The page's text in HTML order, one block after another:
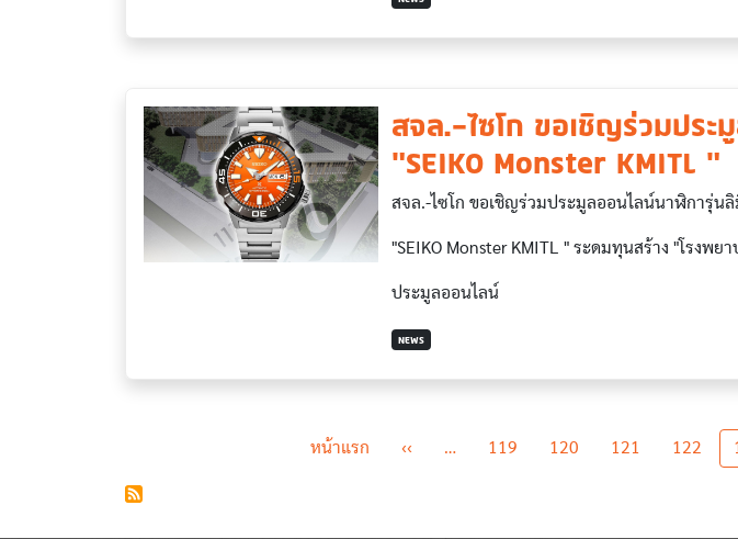
สจล.-ไซโก ขอเชิญร่วมประ
"SEIKO Monster KMITL "
สจล.-ไซโก ขอเชิญร่วมประมูลออนไลน์นาฬิการุ่นลิ
"SEIKO Monster KMITL " ระดมทุนสร้าง "โรงพ
ประมูลออนไลน์
NEWS
หน้าแรก First page
‹‹ Previous page
… 119 120 121 122